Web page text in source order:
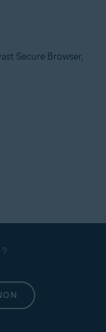
Secure Browser,